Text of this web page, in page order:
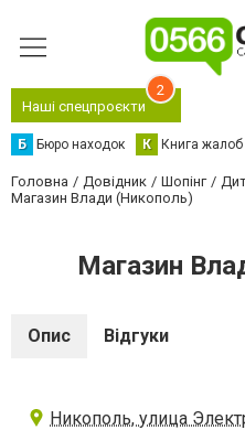
Наші спецпроєкти
2
Б Бюро находок К Книга
Головна Довідник Шопінг
Магазин Влади (Никополь)
Магазин
Опис Відгуки
Никополь, улица